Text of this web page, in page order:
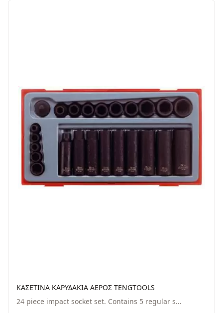
ΚΑΣΕΤΙΝΑ ΚΑΡΥΔΑΚΙΑ ΑΕΡΟΣ TENGTOOLS
24 piece impact socket set. Contains 5 regular s...